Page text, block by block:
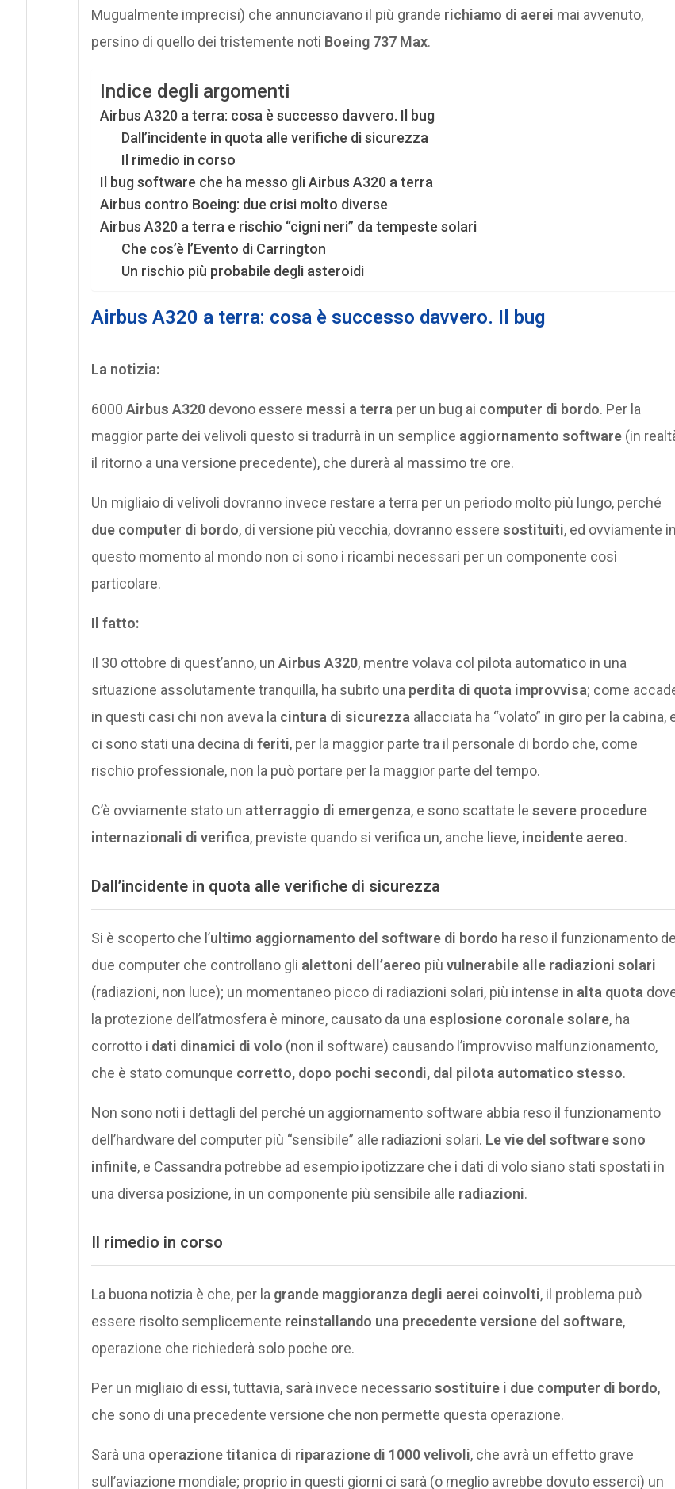
Mugualmente imprecisi) che annunciavano il più grande richiamo di aerei mai avvenuto,
persino di quello dei tristemente noti Boeing 737 Max.
Indice degli argomenti
Airbus A320 a terra: cosa è successo davvero. Il bug
Dall’incidente in quota alle verifiche di sicurezza
Il rimedio in corso
Il bug software che ha messo gli Airbus A320 a terra
Airbus contro Boeing: due crisi molto diverse
Airbus A320 a terra e rischio “cigni neri” da tempeste solari
Che cos’è l’Evento di Carrington
Un rischio più probabile degli asteroidi
Airbus A320 a terra: cosa è successo davvero. Il bug
La notizia:
6000 Airbus A320devono essere messi a terra per un bug ai computer di bordo. Per la
maggior parte dei velivoli questo si tradurrà in un semplice aggiornamento software(in
il ritorno a una versione precedente), che durerà al massimo tre ore.
Un migliaio di velivoli dovranno invece restare a terra per un periodo molto più lungo, perché
due computer di bordo, di versione più vecchia, dovranno essere sostituiti, ed ovviamente in
questo momento al mondo non ci sono i ricambi necessari per un componente così
particolare.
Il fatto:
Il 30 ottobre di quest’anno, un Airbus A320, mentre volava col pilota automatico in una
situazione assolutamente tranquilla, ha subito una perdita di quota improvvisa; come
in questi casi chi non aveva la cintura di sicurezza allacciata ha “volato” in giro per la cabina,
ci sono stati una decina di feriti, per la maggior parte tra il personale di bordo che, come
rischio professionale, non la può portare per la maggior parte del tempo.
C’è ovviamente stato un atterraggio di emergenza, e sono scattate le severe procedure
internazionali di verifica, previste quando si verifica un, anche lieve, incidente aereo.
Dall’incidente in quota alle verifiche di sicurezza
Si è scoperto che l’ultimo aggiornamento del software di bordo ha reso il funzionamento
due computer che controllano gli alettoni dell’aereo più vulnerabile alle radiazioni solari
(radiazioni, non luce); un momentaneo picco di radiazioni solari, più intense in alta quota
la protezione dell’atmosfera è minore, causato da una esplosione coronale solare, ha
corrotto i dati dinamici di volo (non il software) causando l’improvviso malfunzionamento,
che è stato comunque corretto, dopo pochi secondi, dal pilota automatico stesso.
Non sono noti i dettagli del perché un aggiornamento software abbia reso il funzionamento
dell’hardware del computer più “sensibile” alle radiazioni solari. Le vie del software sono
infinite, e Cassandra potrebbe ad esempio ipotizzare che i dati di volo siano stati spostati in
una diversa posizione, in un componente più sensibile alle radiazioni.
Il rimedio in corso
La buona notizia è che, per la grande maggioranza degli aerei coinvolti, il problema può
essere risolto semplicemente reinstallando una precedente versione del software,
operazione che richiederà solo poche ore.
Per un migliaio di essi, tuttavia, sarà invece necessariosostituire i due computer di bordo,
che sono di una precedente versione che non permette questa operazione.
Sarà una operazione titanica di riparazione di 1000 velivoli, che avrà un effetto grave
sull’aviazione mondiale; proprio in questi giorni ci sarà (o meglio avrebbe dovuto esserci) un